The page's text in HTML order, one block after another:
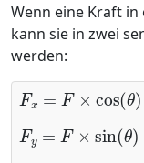
Wenn eine Kraft
kann sie in zwei
werden:
Fx=F×cos(θ)
Fy ×sin θ